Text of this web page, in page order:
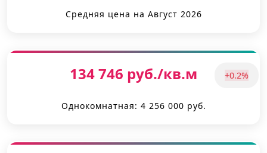
Средняя цена на Август 2026
134 746 руб./кв.м +0.2%
Однокомнатная: 4 256 000 руб.